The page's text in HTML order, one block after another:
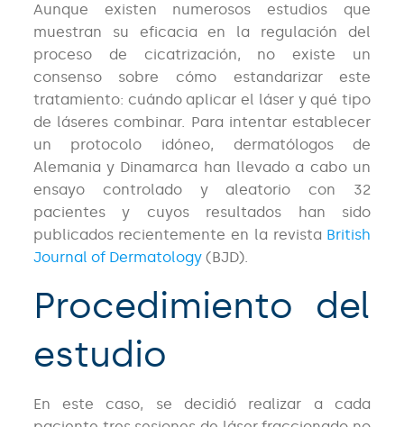
Aunque existen numerosos estudios que
muestran su eficacia en la regulación del
proceso de cicatrización, no existe un
consenso sobre cómo estandarizar este
tratamiento: cuándo aplicar el láser y qué tipo
de láseres combinar. Para intentar establecer
un protocolo idóneo, dermatólogos de
Alemania y Dinamarca han llevado a cabo un
ensayo controlado y aleatorio con 32
pacientes y cuyos resultados han sido
publicados recientemente en la revista British
Journal of Dermatology(BJD).
Procedimiento del
estudio
En este caso, se decidió realizar a cada